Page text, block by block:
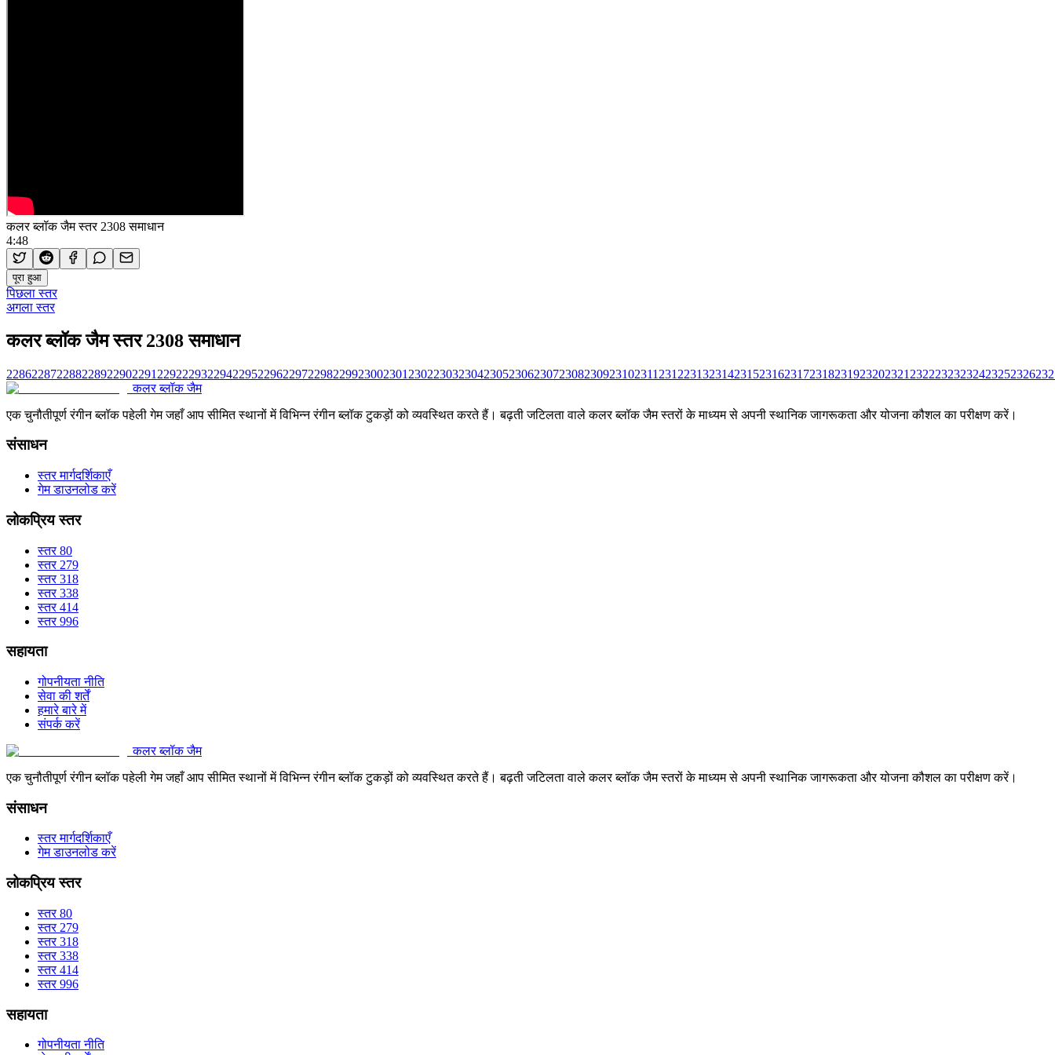
कलर ब्लॉक जैम स्तर 2308 समाधान
4:48
पूरा हुआ
पिछला स्तर
अगला स्तर
कलर ब्लॉक जैम स्तर 2308 समाधान
228622872288228922902291 2292229322942295229622972298229923002301 2302230323042305230623072308230923102311 2312231323142315231623172318231923202321 23222323232423252326
कलर ब्लॉक जैम
एक चुनौतीपूर्ण रंगीन ब्लॉक पहेली गेम जहाँ आप सीमित स्थानों में विभिन्न रंगीन ब्लॉक टुकड़ों को व्यवस्थित करते हैं। बढ़ती जटिलता वाले कलर ब्लॉक जैम स्तरों के माध्यम से अपनी स्थानिक जागरूकता और योजना कौशल का परीक्षण करें।
संसाधन
स्तर मार्गदर्शिकाएँ
गेम डाउनलोड करें
लोकप्रिय स्तर
स्तर 80
स्तर 279
स्तर 318
स्तर 338
स्तर 414
स्तर 996
सहायता
गोपनीयता नीति
सेवा की शर्तें
हमारे बारे में
संपर्क करें
कलर ब्लॉक जैम
एक चुनौतीपूर्ण रंगीन ब्लॉक पहेली गेम जहाँ आप सीमित स्थानों में विभिन्न रंगीन ब्लॉक टुकड़ों को व्यवस्थित करते हैं। बढ़ती जटिलता वाले कलर ब्लॉक जैम स्तरों के माध्यम से अपनी स्थानिक जागरूकता और योजना कौशल का परीक्षण करें।
संसाधन
स्तर मार्गदर्शिकाएँ
गेम डाउनलोड करें
लोकप्रिय स्तर
स्तर 80
स्तर 279
स्तर 318
स्तर 338
स्तर 414
स्तर 996
सहायता
गोपनीयता नीति